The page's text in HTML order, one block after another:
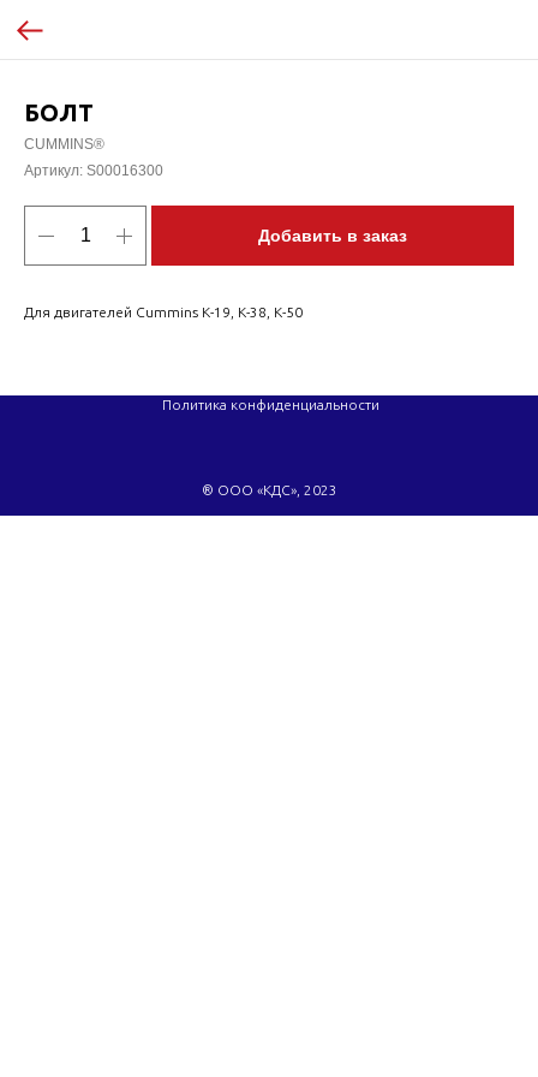
БОЛТ
CUMMINS®
Артикул: S00016300
Добавить в заказ
Для двигателей Cummins K-19, K-38, K-50
® ООО «КДС», 2023
Политика конфиденциальности